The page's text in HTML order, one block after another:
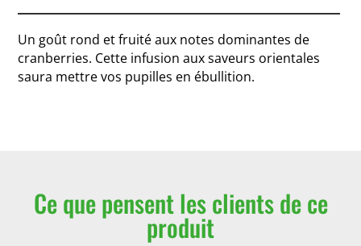
Un goût rond et fruité aux notes dominantes de
cranberries. Cette infusion aux saveurs orientales
saura mettre vos pupilles en ébullition.
Ce que pensent les clients de ce
produit